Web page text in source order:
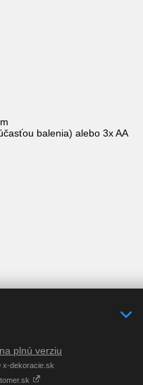
balenia) alebo 3x AA
plnú verziu
x-dekoracie.sk